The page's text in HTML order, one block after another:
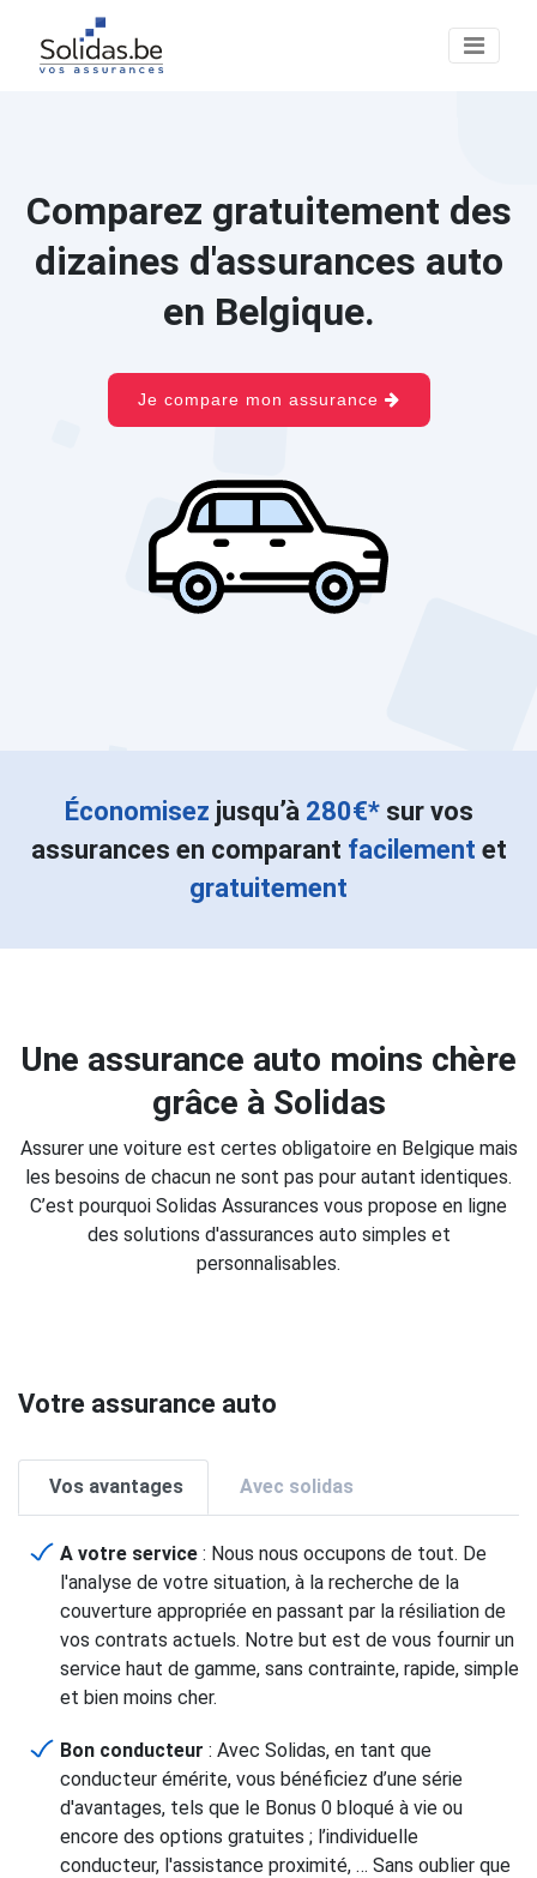
Comparez gratuitement des
dizaines d'assurances auto
en Belgique.
Je compare mon assurance
Économisez jusqu’à 280€*sur vos
assurances en comparant facilement et
gratuitement
Une assurance auto moins chère
grâce à Solidas
Assurer une voiture est certes obligatoire en Belgique mais
les besoins de chacun ne sont pas pour autant identiques.
C’est pourquoi Solidas Assurances vous propose en ligne
des solutions d'assurances auto simples et
personnalisables.
Votre assurance auto
Vos avantages Avec solidas
A votre service : Nous nous occupons de tout. De
l'analyse de votre situation, à la recherche de la
couverture appropriée en passant par la résiliation de
vos contrats actuels. Notre but est de vous fournir un
service haut de gamme, sans contrainte, rapide, simple
et bien moins cher.
Bon conducteur : Avec Solidas, en tant que
conducteur émérite, vous bénéficiez d’une série
d'avantages, tels que le Bonus 0 bloqué à vie ou
encore des options gratuites ; l’individuelle
conducteur, l'assistance proximité, … Sans oublier que